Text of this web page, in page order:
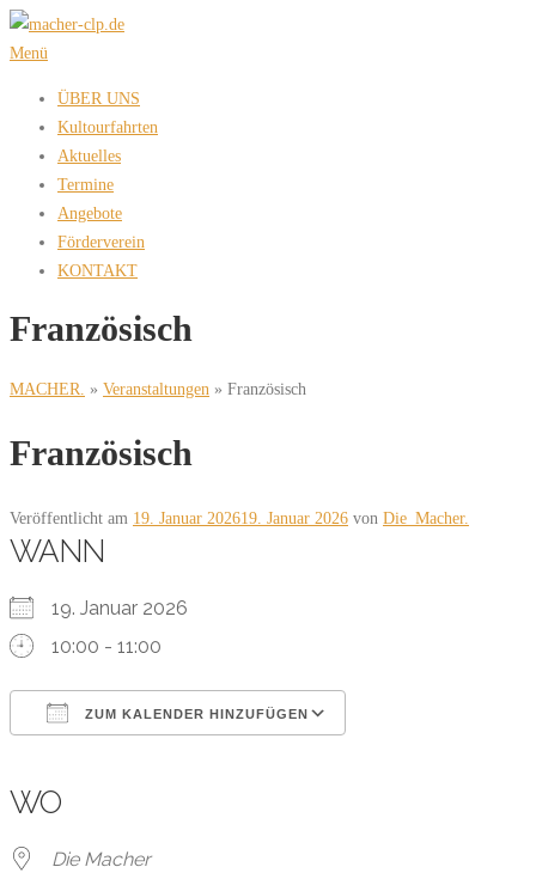
Zum
Inhalt
Menü
ÜBER UNS
Kultourfahrten
Aktuelles
Termine
Angebote
Förderverein
KONTAKT
Französisch
MACHER. » Veranstaltungen » Französisch
Französisch
Veröffentlicht am 19. Januar 202619. Januar 2026 von Die_Macher.
WANN
19. Januar 2026
10:00 - 11:00
ZUM KALENDER HINZUFÜGEN
WO
Die Macher